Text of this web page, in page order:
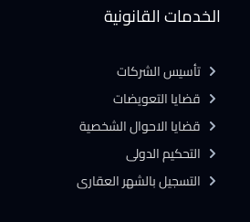
الخدمات القانونية
تأسيس الشركات
قضايا التعويضات
قضايا الاحوال الشخصية
التحكيم الدولى
التسجيل بالشهر العقارى